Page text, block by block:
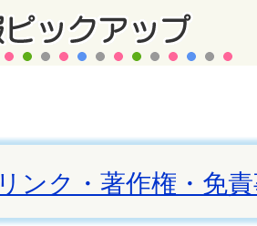
リンク・著作権・免